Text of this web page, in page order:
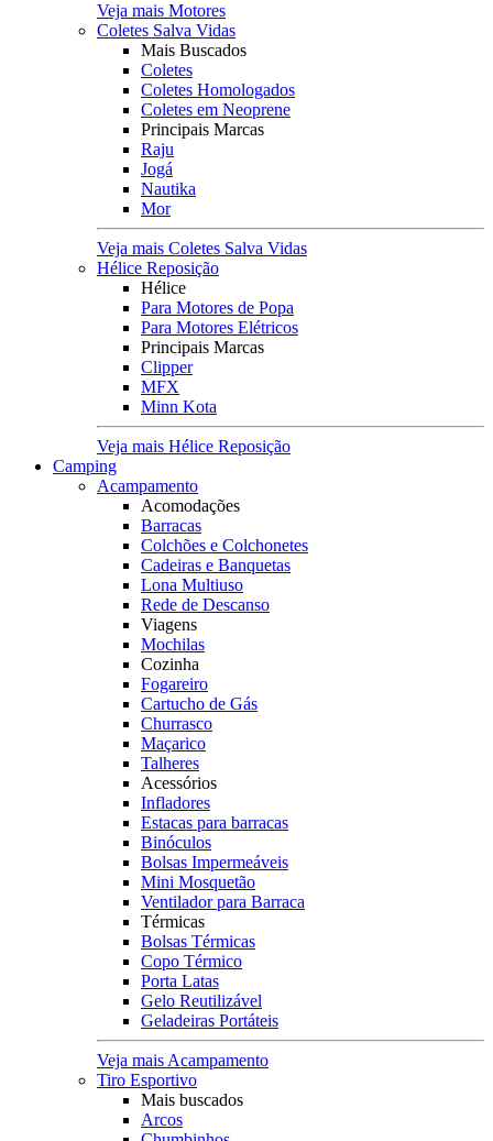
Veja mais Motores
Coletes Salva Vidas
Mais Buscados
Coletes
Coletes Homologados
Coletes em Neoprene
Principais Marcas
Raju
Jogá
Nautika
Mor
Veja mais Coletes Salva Vidas
Hélice Reposição
Hélice
Para Motores de Popa
Para Motores Elétricos
Principais Marcas
Clipper
MFX
Minn Kota
Veja mais Hélice Reposição
Camping
Acampamento
Acomodações
Barracas
Colchões e Colchonetes
Cadeiras e Banquetas
Lona Multiuso
Rede de Descanso
Viagens
Mochilas
Cozinha
Fogareiro
Cartucho de Gás
Churrasco
Maçarico
Talheres
Acessórios
Infladores
Estacas para barracas
Binóculos
Bolsas Impermeáveis
Mini Mosquetão
Ventilador para Barraca
Térmicas
Bolsas Térmicas
Copo Térmico
Porta Latas
Gelo Reutilizável
Geladeiras Portáteis
Veja mais Acampamento
Tiro Esportivo
Mais buscados
Arcos